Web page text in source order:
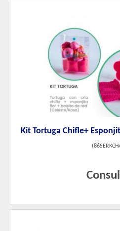
Kit Tortuga Chifle+
(